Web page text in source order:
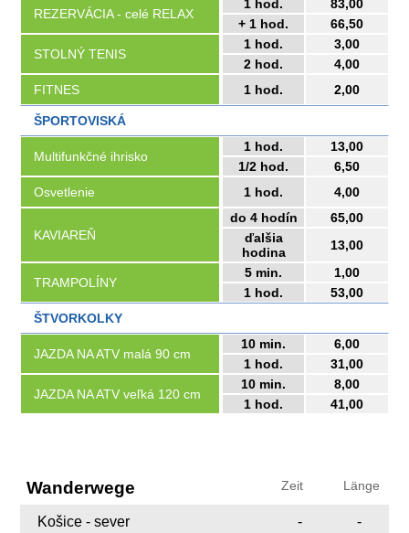
REZERVÁCIA - celé RELAX
1 hod.
83,00
+ 1 hod.
66,50
STOLNÝ TENIS
1 hod.
3,00
2 hod.
4,00
FITNES
1 hod. 2,00
ŠPORTOVISKÁ
Multifunkčné ihrisko
1 hod.
13,00
1/2 hod.
6,50
Osvetlenie
1 hod. 4,00
KAVIAREŇ
do 4 hodín
65,00
ďalšia
hodina
13,00
TRAMPOLÍNY
5 min.
1,00
1 hod.
53,00
ŠTVORKOLKY
JAZDA NA ATV malá 90 cm
10 min.
6,00
1 hod.
31,00
JAZDA NA ATV veľká 120 cm
10 min.
8,00
1 hod.
41,00
Wanderwege Zeit Länge
Košice - sever -
-